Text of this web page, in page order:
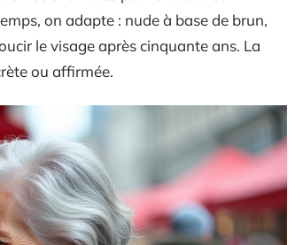
on adapte : nude à base de brun,
le visage après cinquante ans. La
ou affirmée.